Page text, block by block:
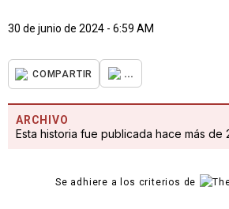
30 de junio de 2024 - 6:59 AM
COMPARTIR ...
ARCHIVO
Esta historia fue publicada hace más de
Se adhiere a los criterios de